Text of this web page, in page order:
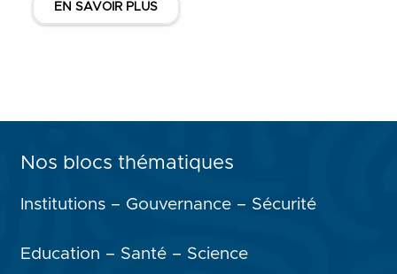
EN SAVOIR PLUS
Nos blocs thématiques
Institutions – Gouvernance – Sécurité
Education – Santé – Science